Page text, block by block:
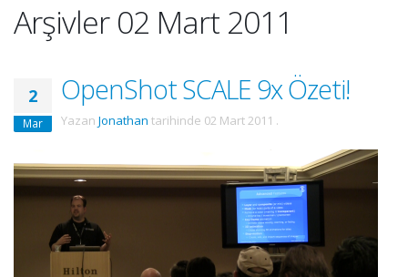
Arşivler 02 Mart 2011
2
Mar
OpenShot SCALE 9x Özeti!
Yazan Jonathan tarihinde 02 Mart 2011 .